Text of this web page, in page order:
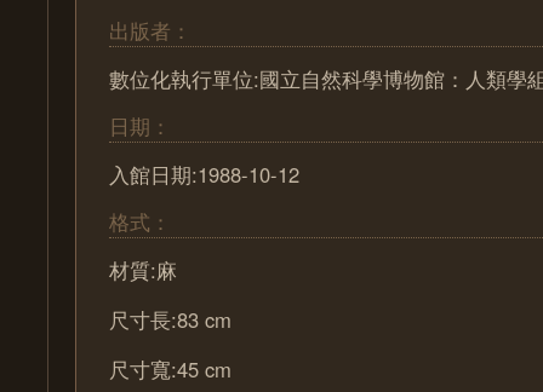
出版者：
數位化執行單位:國立自然科學博物館：人類學
日期：
入館日期:1988-10-12
格式：
材質:麻
尺寸長:83 cm
尺寸寬:45 cm